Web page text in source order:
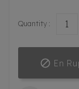
Quantity :
 En